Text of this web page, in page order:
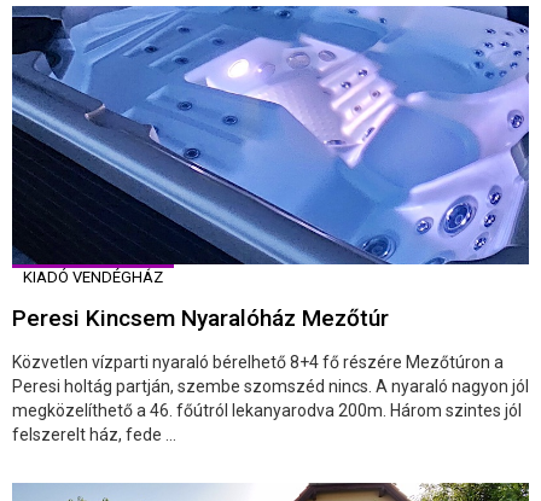
KIADÓ VENDÉGHÁZ
Peresi Kincsem Nyaralóház Mezőtúr
Közvetlen vízparti nyaraló bérelhető 8+4 fő részére Mezőtúron a
Peresi holtág partján, szembe szomszéd nincs. A nyaraló nagyon jól
megközelíthető a 46. főútról lekanyarodva 200m. Három szintes jól
felszerelt ház, fede ...